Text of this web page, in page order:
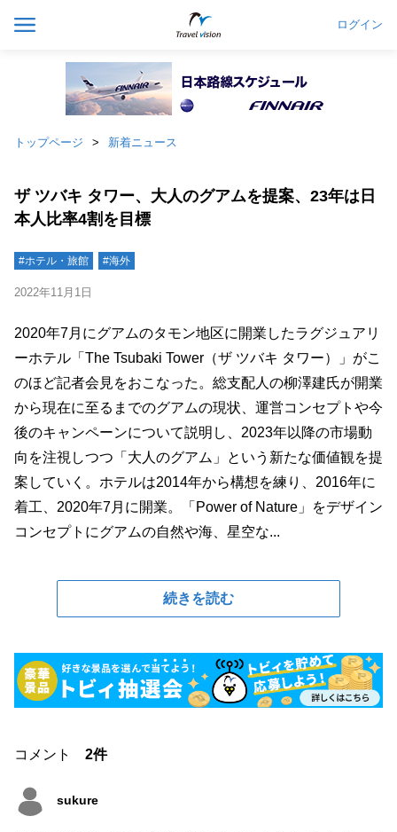
ログイン
トップページ 新着ニュース
ザ ツバキ タワー、大人のグアムを提案、23年は日
本人比率4割を目標
#ホテル・旅館 #海外
2022年11月1日
2020年7月にグアムのタモン地区に開業したラグジュアリ
ーホテル「The Tsubaki Tower（ザ ツバキ タワー）」がこ
のほど記者会見をおこなった。総支配人の柳澤建氏が開業
から現在に至るまでのグアムの現状、運営コンセプトや今
後のキャンペーンについて説明し、2023年以降の市場動
向を注視しつつ「大人のグアム」という新たな価値観を提
案していく。ホテルは2014年から構想を練り、2016年に
着工、2020年7月に開業。「Power of Nature」をデザイン
コンセプトにグアムの自然や海、星空な...
続きを読む
コメント 2件
sukure